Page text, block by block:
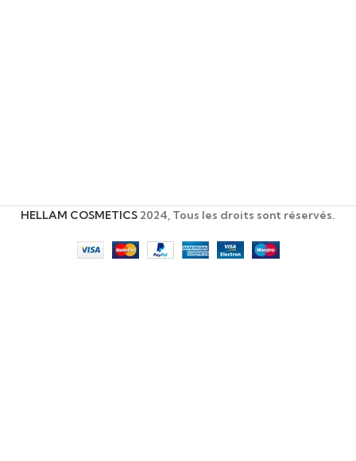
HELLAM COSMETICS 2024, Tous les droits sont réservés.